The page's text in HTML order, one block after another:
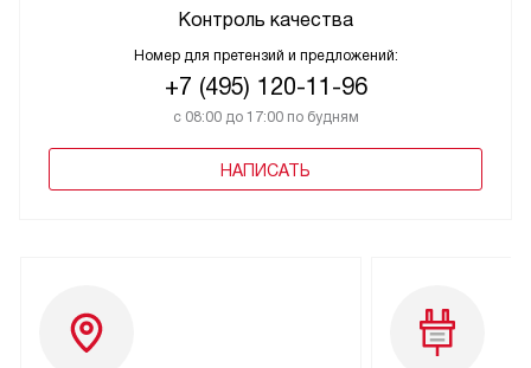
Контроль качества
Номер для претензий и предложений:
+7 (495) 120-11-96
с 08:00 до 17:00 по будням
НАПИСАТЬ